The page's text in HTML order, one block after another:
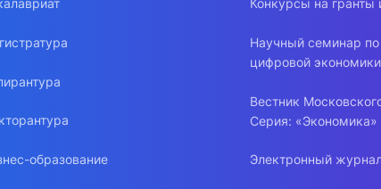
образование
Конкурсы на гранты
Научный семинар
цифровой экономики
Вестник
Серия: «Экономика»
Электронный